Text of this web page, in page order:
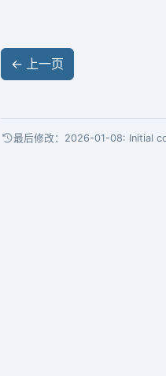
← 上一页
最后修改：2026-01-08: Initial